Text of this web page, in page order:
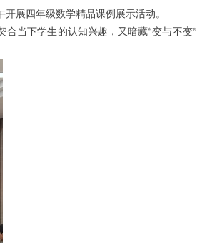
开展四年级数学精品课例展示活动。
合当下学生的认知兴趣，又暗藏“变与不变”